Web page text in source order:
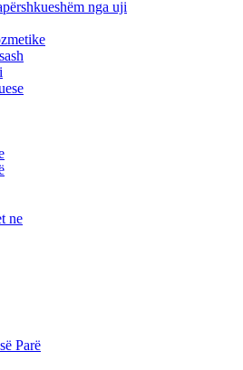
nga uji
ne
Parë